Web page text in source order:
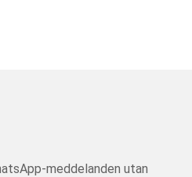
meddelanden utan